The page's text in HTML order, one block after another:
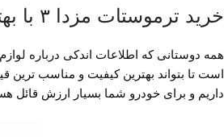
خرید ترموستات مزدا ۳ با بهترین کیفیت
همه دوستانی که اطلاعات اندکی درباره
داریم و برای خودرو شما بسیار ارزش قائل